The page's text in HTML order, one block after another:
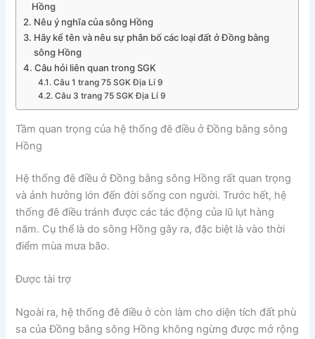
Hồng
Nêu ý nghĩa của sông Hồng
Hãy kể tên và nêu sự phân bố các loại đất ở Đồng bằng
sông Hồng
Câu hỏi liên quan trong SGK
Câu 1 trang 75 SGK Địa Lí 9
Câu 3 trang 75 SGK Địa Lí 9
Tầm quan trọng của hệ thống đê điều ở Đồng bằng sông
Hồng
Hệ thống đê điều ở Đồng bằng sông Hồng rất quan trọng
và ảnh hưởng lớn đến đời sống con người. Trước hết, hệ
thống đê điều tránh được các tác động của lũ lụt hàng
năm. Cụ thể là do sông Hồng gây ra, đặc biệt là vào thời
điểm mùa mưa bão.
Được tài trợ
Ngoài ra, hệ thống đê điều ở còn làm cho diện tích đất phù
sa của Đồng bằng sông Hồng không ngừng được mở rộng